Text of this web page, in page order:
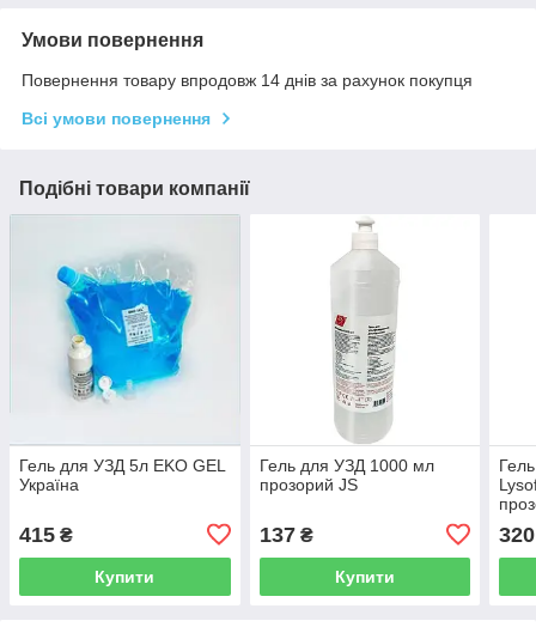
Умови повернення
Повернення товару впродовж 14 днів за рахунок покупця
Всі умови повернення
Подібні товари компанії
Гель для УЗД 5л EKO GEL
Україна
415 ₴
Купити
Гель для УЗД 1000 мл
прозорий JS
137₴
Купити
320